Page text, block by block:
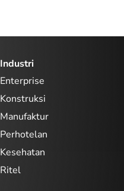
Industri
Enterprise
Konstruksi
Manufaktur
Perhotelan
Kesehatan
Ritel